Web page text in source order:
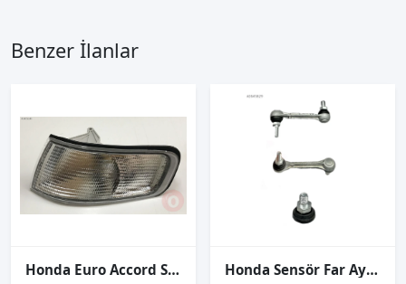
Benzer İlanlar
Honda Euro Accord Sol Sinyal 1996 1999 Honda Sensör Far Ayar Cıvıc 16-22/Accord 12-18/Crv 12-18 Arka